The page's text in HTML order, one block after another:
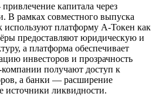
капитала через
В рамках совместного выпуска
платформу А-Токен как
предоставляют юридическую и
а платформа обеспечивает
инвесторов и прозрачность
получают доступ к
а банки — расширение
источники ликвидности.